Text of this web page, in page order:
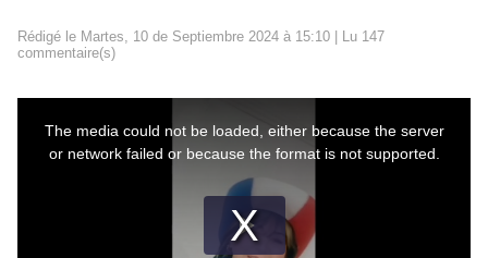
Rédigé le Martes, 10 de Septiembre 2024 à 15:10 | Lu 147
commentaire(s)